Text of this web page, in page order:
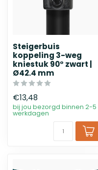
Steigerbuis
koppeling 3-weg
kniestuk 90° zwart |
Ø42.4 mm
€13,48
bij jou bezorgd binnen 2-5
werkdagen